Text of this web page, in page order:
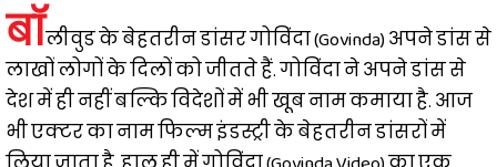
बॉलीवुड के बेहतरीन डांसर गोविंदा (Govinda) अपने डांस से
लाखों लोगों के दिलों को जीतते हैं. गोविंदा ने अपने डांस से
देश में ही नहीं बल्कि विदेशों में भी खूब नाम कमाया है. आज
भी एक्टर का नाम फिल्म इंडस्ट्री के बेहतरीन डांसरों में